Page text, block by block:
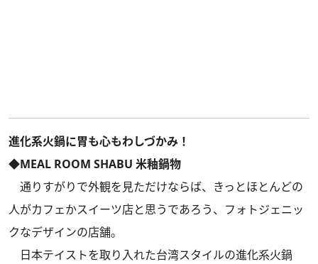
進化系火鍋に胃も心もわしづかみ！
◆MEAL ROOM SHABU 米釉鍋物
通りすがりで外観を見ただけならば、きっとほとんどの
人がカフェかスイーツ店と思うであろう、フォトジェニッ
クなデザインの店舗。
日本テイストを取り入れた台湾スタイルの進化系火鍋